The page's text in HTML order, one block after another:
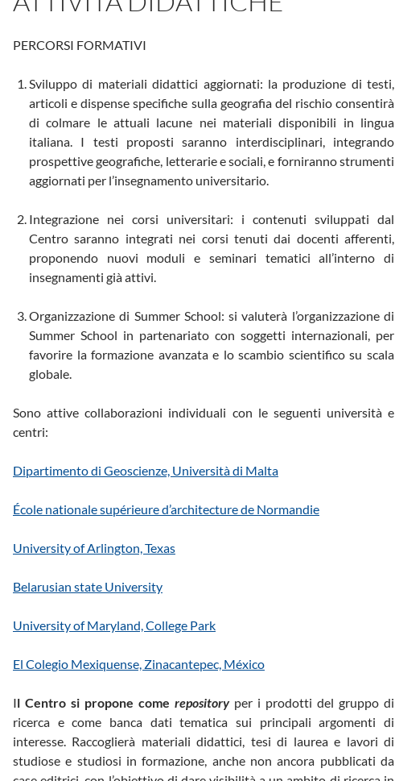
PERCORSI FORMATIVI
Sviluppo di materiali didattici aggiornati: la produzione di testi,
articoli e dispense specifiche sulla geografia del rischio consentirà
di colmare le attuali lacune nei materiali disponibili in lingua
italiana. I testi proposti saranno interdisciplinari, integrando
prospettive geografiche, letterarie e sociali, e forniranno strumenti
aggiornati per l’insegnamento universitario.
Integrazione nei corsi universitari: i contenuti sviluppati dal
Centro saranno integrati nei corsi tenuti dai docenti afferenti,
proponendo nuovi moduli e seminari tematici all’interno di
insegnamenti già attivi.
Organizzazione di Summer School: si valuterà l’organizzazione di
Summer School in partenariato con soggetti internazionali, per
favorire la formazione avanzata e lo scambio scientifico su scala
globale.
Sono attive collaborazioni individuali con le seguenti università e
centri:
Dipartimento di Geoscienze, Università di Malta
École nationale supérieure d’architecture de Normandie
University of Arlington, Texas
Belarusian state University
University of Maryland, College Park
El Colegio Mexiquense, Zinacantepec, México
Il Centro si propone come repositoryper i prodotti del gruppo di
ricerca e come banca dati tematica sui principali argomenti di
interesse. Raccoglierà materiali didattici, tesi di laurea e lavori di
studiose e studiosi in formazione, anche non ancora pubblicati da